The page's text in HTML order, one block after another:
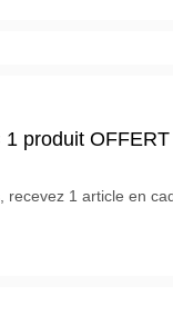
produit
recevez 1 article en